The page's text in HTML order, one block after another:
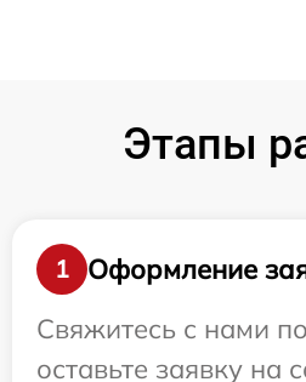
Этапы
1
Оформление
Свяжитесь с нами
оставьте заявку на